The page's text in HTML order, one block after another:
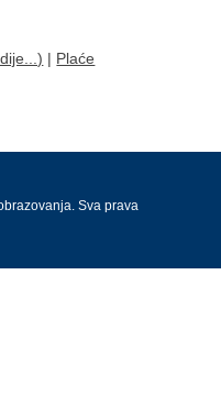
| Plaće
Sva prava